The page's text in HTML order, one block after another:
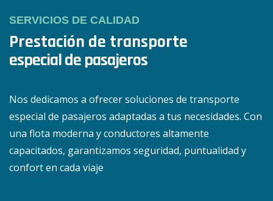
SERVICIOS DE CALIDAD
Prestación de transporte
especial de pasajeros
Nos dedicamos a ofrecer soluciones de transporte
especial de pasajeros adaptadas a tus necesidades. Con
una flota moderna y conductores altamente
capacitados, garantizamos seguridad, puntualidad y
confort en cada viaje